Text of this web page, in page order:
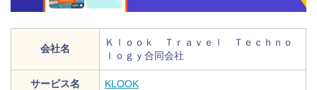
会社名
Ｋｌｏｏｋ Ｔｒａｖｅｌ Ｔｅｃｈｎｏ
ｌｏｇｙ合同会社
サービス名 KLOOK